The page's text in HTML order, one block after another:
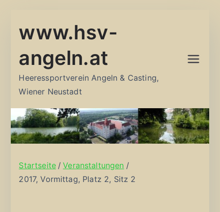
Inhalt
www.hsv-
angeln.at
Heeressportverein Angeln & Casting,
Wiener Neustadt
Startseite
Veranstaltungen
2017, Vormittag, Platz 2, Sitz 2